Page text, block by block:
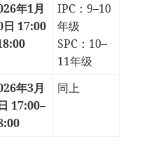
年1月
日 17:00
IPC：9–10
年级
SPC：10–
11年级
年3月
17:00–
同上